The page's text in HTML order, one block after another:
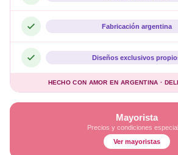
Mayorista
Precios y condiciones
Ver mayoristas
Fabricación argentina
Diseños exclusivos
HECHO CON AMOR EN ARGENTINA ·